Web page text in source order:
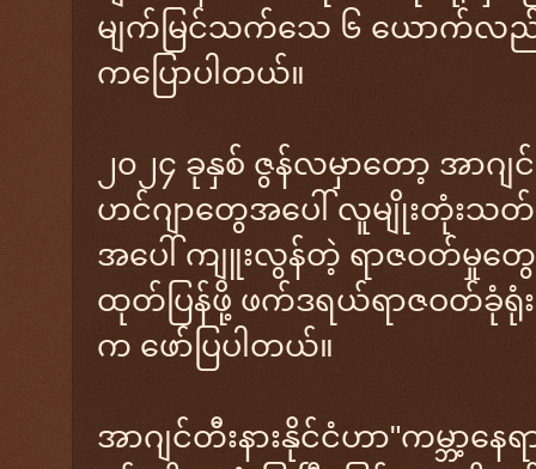
မျက်မြင်သက်သေ ၆ ယောက်လ
ကပြောပါတယ်။
၂၀၂၄ ခုနှစ် ဇွန်လမှာတော့ အာဂျ
ဟင်ဂျာတွေအပေါ် လူမျိုးတုံးသတ်
အပေါ် ကျူးလွန်တဲ့ ရာဇဝတ်မှုတွ
ထုတ်ပြန်ဖို့ ဖက်ဒရယ်ရာဇဝတ်ခုံ
က ဖော်ပြပါတယ်။
အာဂျင်တီးနားနိုင်ငံဟာ"ကမ္ဘာ့န